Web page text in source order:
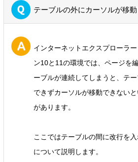
テーブルの外にカーソルが移
インターネットエクスプローラ
ン10と11の環境では、ページを
ーブルが連続してしまうと、テ
できずカーソルが移動できない
があります。
ここではテーブルの間に改行を
について説明します。